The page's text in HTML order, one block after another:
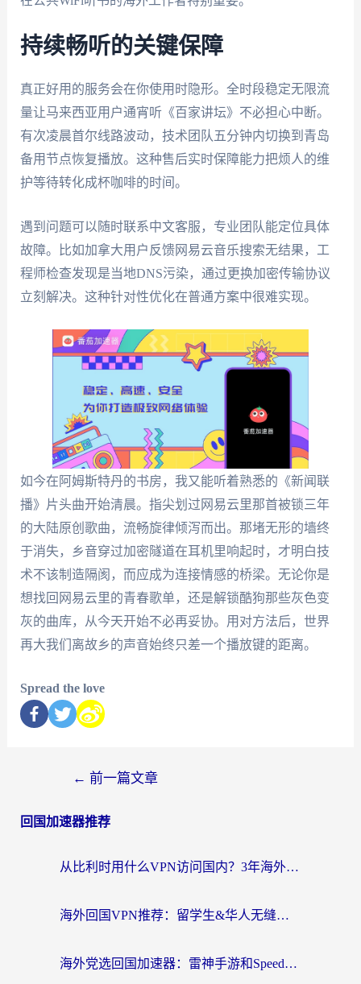
持续畅听的关键保障
真正好用的服务会在你使用时隐形。全时段稳定无限流
量让马来西亚用户通宵听《百家讲坛》不必担心中断。
有次凌晨首尔线路波动，技术团队五分钟内切换到青岛
备用节点恢复播放。这种售后实时保障能力把烦人的维
护等待转化成杯咖啡的时间。
遇到问题可以随时联系中文客服，专业团队能定位具体
故障。比如加拿大用户反馈网易云音乐搜索无结果，工
程师检查发现是当地DNS污染，通过更换加密传输协议
立刻解决。这种针对性优化在普通方案中很难实现。
如今在阿姆斯特丹的书房，我又能听着熟悉的《新闻联
播》片头曲开始清晨。指尖划过网易云里那首被锁三年
的大陆原创歌曲，流畅旋律倾泻而出。那堵无形的墙终
于消失，乡音穿过加密隧道在耳机里响起时，才明白技
术不该制造隔阂，而应成为连接情感的桥梁。无论你是
想找回网易云里的青春歌单，还是解锁酷狗那些灰色变
灰的曲库，从今天开始不必再妥协。用对方法后，世界
再大我们离故乡的声音始终只差一个播放键的距离。
Spread the love
← 前一篇文章
回国加速器推荐
从比利时用什么VPN访问国内？3年海外党亲测有效的无缝回国上网指南
海外回国VPN推荐：留学生&华人无缝访问国内资源的实用指南
海外党选回国加速器：雷神手游和SpeedCN哪个好？附避坑指南